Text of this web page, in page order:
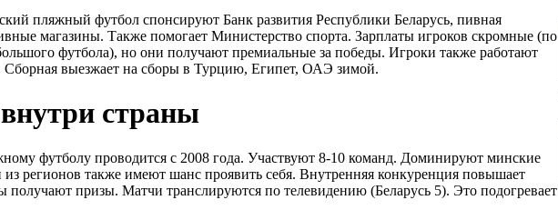
пляжный футбол спонсируют Банк развития Республики Беларусь, пивная
магазины. Также помогает Министерство спорта. Зарплаты игроков скромные (по
футбола), но они получают премиальные за победы. Игроки также работают
Сборная выезжает на сборы в Турцию, Египет, ОАЭ зимой.
страны
футболу проводится с 2008 года. Участвуют 8-10 команд. Доминируют минские
регионов также имеют шанс проявить себя. Внутренняя конкуренция повышает
призы. Матчи транслируются по телевидению (Беларусь 5). Это подогревает